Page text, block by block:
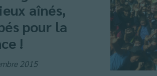
aînés,
pour la
!
2015